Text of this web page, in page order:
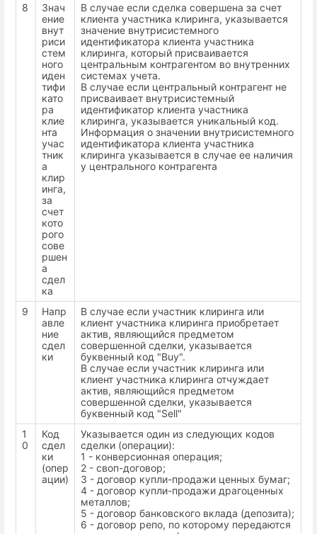
8
Знач
ение
внут
риси
стем
ного
иден
тифи
като
ра
клие
нта
учас
тник
а
клир
инга,
за
счет
кото
рого
сове
ршен
а
сдел
ка
В случае если сделка совершена за счет
клиента участника клиринга, указывается
значение внутрисистемного
идентификатора клиента участника
клиринга, который присваивается
центральным контрагентом во внутренних
системах учета.
В случае если центральный контрагент не
присваивает внутрисистемный
идентификатор клиента участника
клиринга, указывается уникальный код.
Информация о значении внутрисистемного
идентификатора клиента участника
клиринга указывается в случае ее наличия
у центрального контрагента
9
Напр
авле
ние
сдел
ки
В случае если участник клиринга или
клиент участника клиринга приобретает
актив, являющийся предметом
совершенной сделки, указывается
буквенный код "Buy".
В случае если участник клиринга или
клиент участника клиринга отчуждает
актив, являющийся предметом
совершенной сделки, указывается
буквенный код "Sell"
1
0
Код
сдел
ки
(опер
ации)
Указывается один из следующих кодов
сделки (операции):
1 - конверсионная операция;
2 - своп-договор;
3 - договор купли-продажи ценных бумаг;
4 - договор купли-продажи драгоценных
металлов;
5 - договор банковского вклада (депозита);
6 - договор репо, по которому передаются